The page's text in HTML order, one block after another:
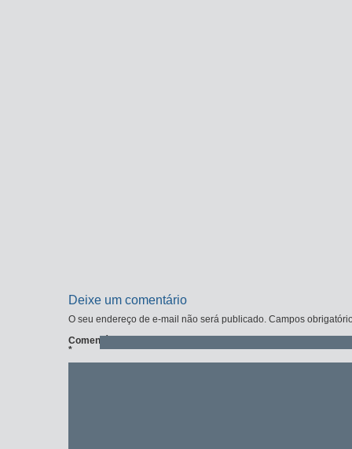
Deixe um comentário
O seu endereço de e-mail não será publicado. Campos
Comentário
*